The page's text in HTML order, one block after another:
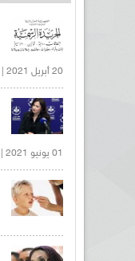
20 أبريل 2021 |
01 يونيو 2021 |